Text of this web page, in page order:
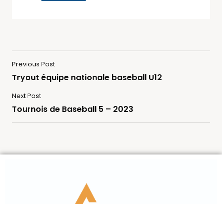
Previous Post
Tryout équipe nationale baseball U12
Next Post
Tournois de Baseball 5 – 2023